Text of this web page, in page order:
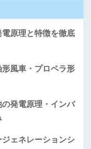
原理と特徴を徹底
風車・プロペラ形
発電原理・インバ
ェネレーションシ